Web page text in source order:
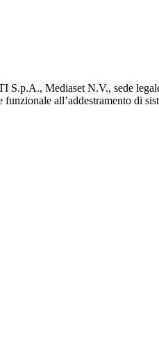
Mediaset N.V., sede
all’addestramento di